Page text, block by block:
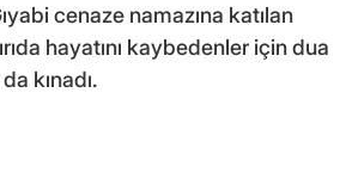
cenaze namazına katılan
hayatını kaybedenler için dua
kınadı.